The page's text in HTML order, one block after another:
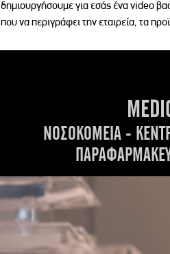
δημιουργήσουμε για εσάς ένα video
που να περιγράφει την εταιρεία, τα
ΝΟΣΟΚΟΜΕΙΑ -